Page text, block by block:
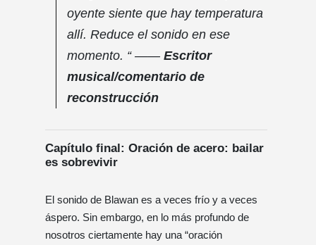
oyente siente que hay temperatura
allí. Reduce el sonido en ese
momento. “ —— Escritor
musical/comentario de
reconstrucción
Capítulo final: Oración de acero: bailar
es sobrevivir
El sonido de Blawan es a veces frío y a veces
áspero. Sin embargo, en lo más profundo de
nosotros ciertamente hay una “oración